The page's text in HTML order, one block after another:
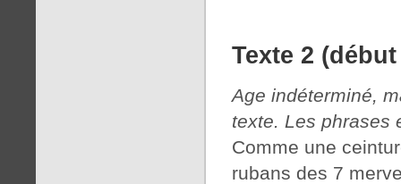
Texte 2
Age indéterminé,
texte. Les phrases
Comme une
rubans des 7